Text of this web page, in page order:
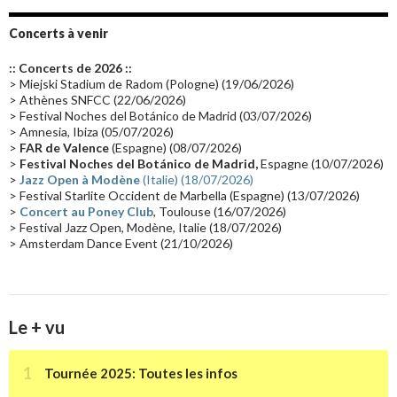
Groupe de Recherche Musicale
Passages radio Vidéo Jarrecast (16) Synthé 80's
Les concerts en Chine(16) Cinéma
Synthé Roland(15) Belgique(15)
(14) Astronomie (14)
Tournée 2025(14) 2024(14) Chine(13)
Concerts à venir
:: Concerts de 2026 ::
> Miejski Stadium de Radom (Pologne) (19/06/2026)
> Athènes SNFCC (22/06/2026)
> Festival Noches del Botánico de Madrid (03/07/2026)
> Amnesia, Ibiza (05/07/2026)
> FAR de Valence(Espagne) (08/07/2026)
> Festival Noches del Botánico de Madrid,Espagne (10/07/2026)
> Jazz Open à Modène(Italie) (18/07/2026)
> Festival Starlite Occident de Marbella (Espagne) (13/07/2026)
> Concert au Poney Club, Toulouse (16/07/2026)
> Festival Jazz Open, Modène, Italie (18/07/2026)
> Amsterdam Dance Event (21/10/2026)
Le + vu